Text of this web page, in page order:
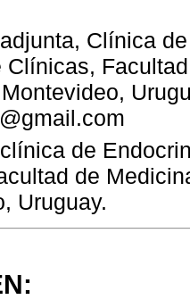
Clínica
Clínicas,
de
de
Uruguay.